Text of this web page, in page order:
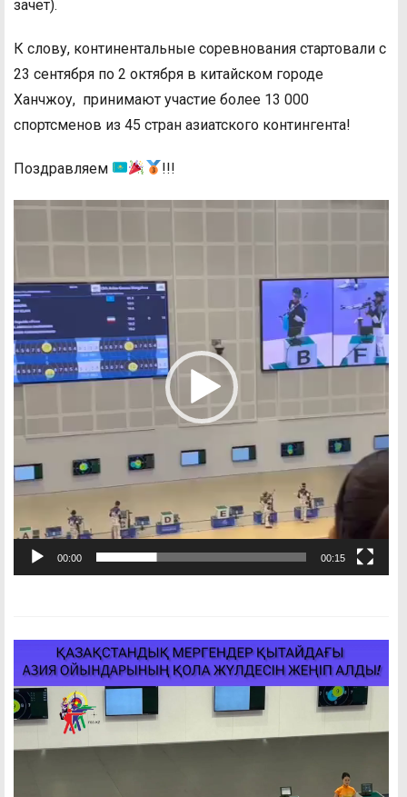
зачет).
К слову, континентальные соревнования стартовали с
23 сентября по 2 октября в китайском городе
Ханчжоу, принимают участие более 13 000
спортсменов из 45 стран азиатского контингента!
Поздравляем !!!
Видеоплеер
00:00 00:15